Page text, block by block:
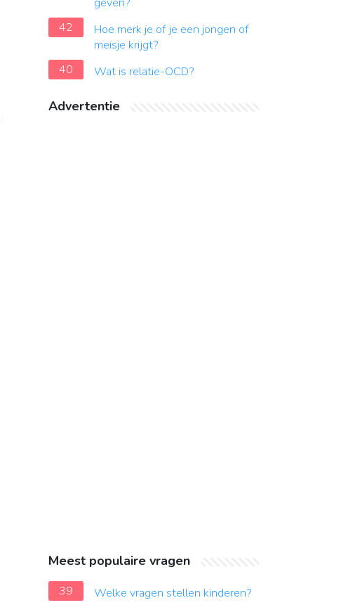
42
Hoe merk je of je een jongen of
meisje krijgt?
40
Wat is relatie-OCD?
Advertentie
Meest populaire vragen
39
Welke vragen stellen kinderen?